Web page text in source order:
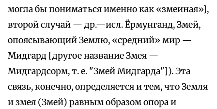
могла бы пониматься именно как «змеиная»],
второй случай — др.—исл. Ёрмунганд, Змей,
опоясывающий Землю, «средний» мир —
Мидгард [другое название Змея —
Мидгардсорм, т. е. "Змей Мидгарда"]). Эта
связь, конечно, определяется и тем, что Земля
и змея (Змей) равным образом опора и